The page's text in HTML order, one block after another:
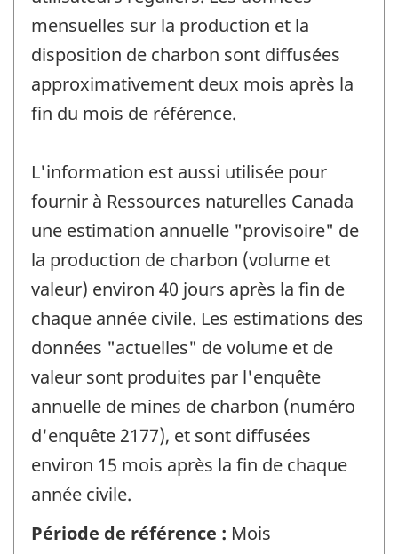
mensuelles sur la production et la
disposition de charbon sont diffusées
approximativement deux mois après la
fin du mois de référence.
L'information est aussi utilisée pour
fournir à Ressources naturelles Canada
une estimation annuelle "provisoire" de
la production de charbon (volume et
valeur) environ 40 jours après la fin de
chaque année civile. Les estimations des
données "actuelles" de volume et de
valeur sont produites par l'enquête
annuelle de mines de charbon (numéro
d'enquête 2177), et sont diffusées
environ 15 mois après la fin de chaque
année civile.
Période de référence : Mois